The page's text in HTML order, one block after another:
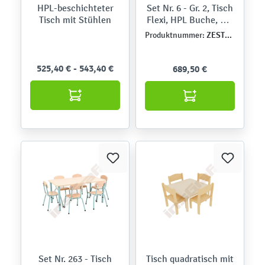
HPL-beschichteter
Tisch mit Stühlen
525,40 € - 543,40 €
Set Nr. 6 - Gr. 2, Tisch
Flexi, HPL Buche, mit
Stühlen, Sitzhöhe 31
Produktnummer: ZEST5079
689,50 €
Set Nr. 263 - Tisch
Tisch quadratisch mit